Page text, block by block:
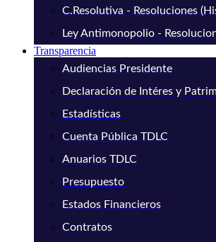
C.Resolutiva - Resoluciones
Ley Antimonopolio -
Transparencia
Audiencias Presidente
Declaración de Intéres y
Estadísticas
Cuenta Pública TDLC
Anuarios TDLC
Presupuesto
Estados Financieros
Contratos